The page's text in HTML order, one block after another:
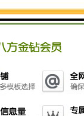
采用厌氧反应
4. **污水絮
中悬浮物的沉
5. **消毒设
出水水质符合
6. **污泥处